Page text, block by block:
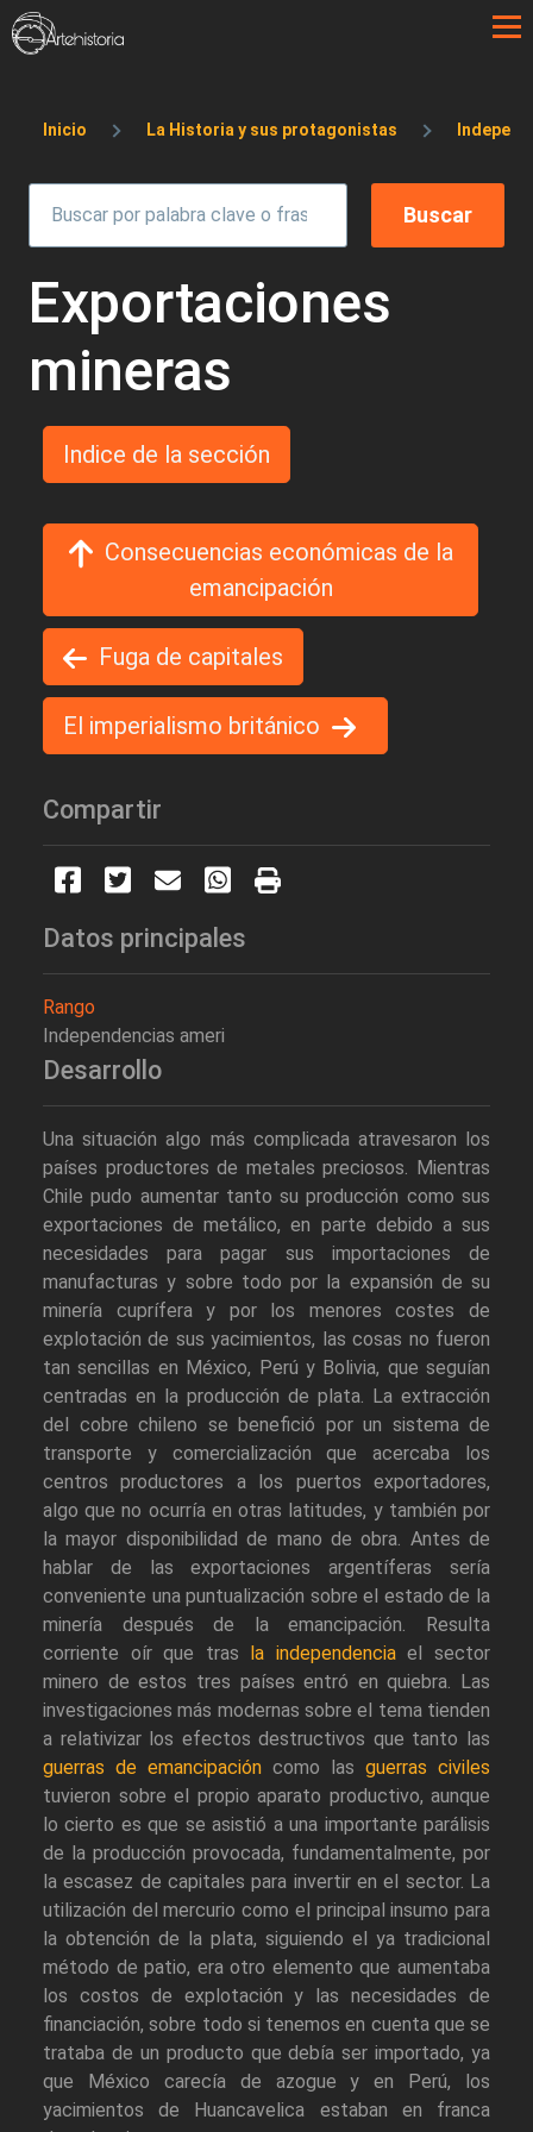
Pasar al contenido principal
Sobrescribir enlaces de ayuda a la
Inicio La Historia y sus protagonistas
Exportaciones
mineras
Indice de la sección
Consecuencias económicas de la
emancipación
Fuga de capitales
El imperialismo británico
Compartir
Datos principales
Rango
Independencias ameri
Desarrollo
Una situación algo más complicada atravesaron los
países productores de metales preciosos. Mientras
Chile pudo aumentar tanto su producción como sus
exportaciones de metálico, en parte debido a sus
necesidades para pagar sus importaciones de
manufacturas y sobre todo por la expansión de su
minería cuprífera y por los menores costes de
explotación de sus yacimientos, las cosas no fueron
tan sencillas en México, Perú y Bolivia, que seguían
centradas en la producción de plata. La extracción
del cobre chileno se benefició por un sistema de
transporte y comercialización que acercaba los
centros productores a los puertos exportadores,
algo que no ocurría en otras latitudes, y también por
la mayor disponibilidad de mano de obra. Antes de
hablar de las exportaciones argentíferas sería
conveniente una puntualización sobre el estado de la
minería después de la emancipación. Resulta
corriente oír que tras
la independenciael sector
minero de estos tres países entró en quiebra. Las
investigaciones más modernas sobre el tema tienden
a relativizar los efectos destructivos que tanto las
guerras de emancipación como las guerras civiles
tuvieron sobre el propio aparato productivo, aunque
lo cierto es que se asistió a una importante parálisis
de la producción provocada, fundamentalmente, por
la escasez de capitales para invertir en el sector. La
utilización del mercurio como el principal insumo para
la obtención de la plata, siguiendo el ya tradicional
método de patio, era otro elemento que aumentaba
los costos de explotación y las necesidades de
financiación, sobre todo si tenemos en cuenta que se
trataba de un producto que debía ser importado, ya
que México carecía de azogue y en Perú, los
yacimientos de Huancavelica estaban en franca